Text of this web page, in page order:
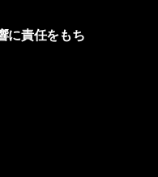
に責任をもち